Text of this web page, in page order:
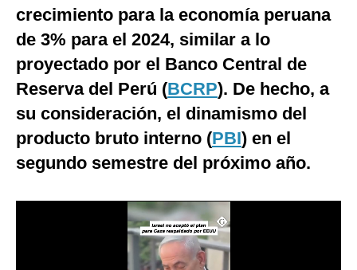
España
Internacional
Club del Suscriptor
Mix
crecimiento para la economía peruana
de 3% para el 2024, similar a lo
proyectado por el Banco Central de
Reserva del Perú (BCRP). De hecho, a
su consideración, el dinamismo del
producto bruto interno (PBI) en el
segundo semestre del próximo año.